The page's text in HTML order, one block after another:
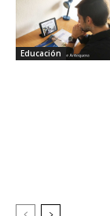
Educación